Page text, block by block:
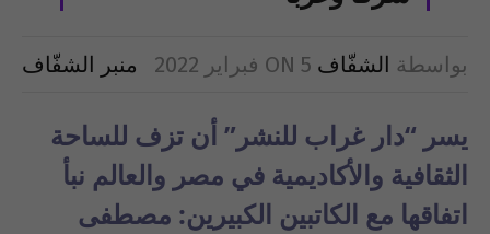
بواسطة الشفّاف ON 5 فبراير 2022 منبر الشفّاف
يسر “دار غراب للنشر” أن تزف للساحة
الثقافية والأكاديمية في مصر والعالم نبأ
اتفاقها مع الكاتبين الكبيرين: مصطفى